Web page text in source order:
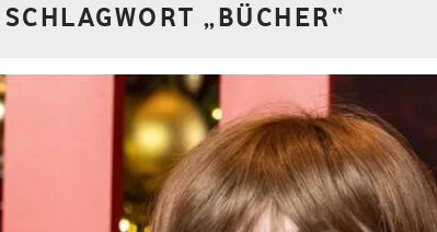
„BÜCHER“